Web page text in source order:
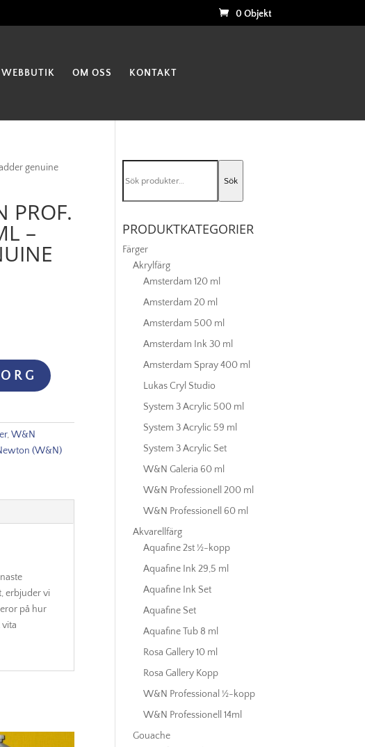
0 Objekt
WEBBUTIK OM OSS KONTAKT
genuine
PROF.
–
,W&N
(W&N)
erbjuder vi
på hur
efter:
Sök
PRODUKTKATEGORIER
Färger
Akrylfärg
Amsterdam 120 ml
Amsterdam 20 ml
Amsterdam 500 ml
Amsterdam Ink 30 ml
Amsterdam Spray 400 ml
Lukas Cryl Studio
System 3 Acrylic 500 ml
System 3 Acrylic 59 ml
System 3 Acrylic Set
W&N Galeria 60 ml
W&N Professionell 200 ml
W&N Professionell 60 ml
Akvarellfärg
Aquafine 2st ½-kopp
Aquafine Ink 29,5 ml
Aquafine Ink Set
Aquafine Set
Aquafine Tub 8 ml
Rosa Gallery 10 ml
Rosa Gallery Kopp
W&N Professional ½-kopp
W&N Professionell 14ml
Gouache